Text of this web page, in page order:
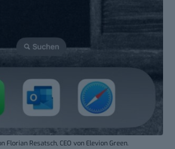
Florian Resatsch, CEO von Elevion Green.